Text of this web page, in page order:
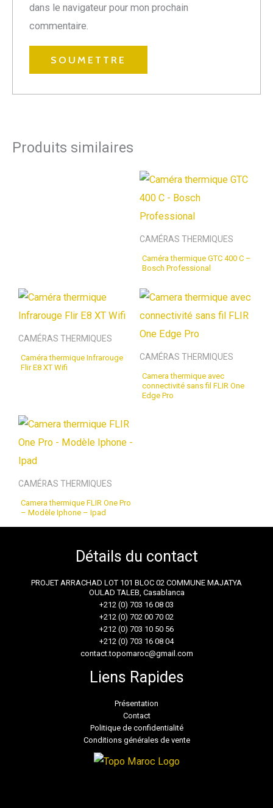
dans le navigateur pour mon prochain
commentaire.
Produits similaires
CAMÉRAS THERMIQUES
Caméra thermique GTC 400 C –
Bosch Professional
CAMÉRAS THERMIQUES
Caméra thermique Infrarouge
Flir E8 XT Wifi
CAMÉRAS THERMIQUES
Camera thermique avec
connectivité sans fil FLIR One
Edge Pro
CAMÉRAS THERMIQUES
Camera thermique FLIR One Pro
– Modèle Iphone – Ipad
Détails du contact
PROJET ARRACHAD LOT 101 BLOC 02 COMMUNE MAJATYA
OULAD TALEB, Casablanca
+212 (0) 703 16 08 03
+212 (0) 702 00 70 02
+212 (0) 703 10 50 56
+212 (0) 703 16 08 04
contact.topomaroc@gmail.com
Liens Rapides
Présentation
Contact
Politique de confidentialité
Conditions générales de vente